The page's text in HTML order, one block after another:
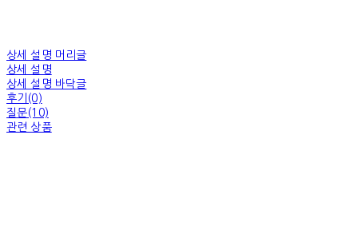
상세 설명 머리글
상세 설명
상세 설명 바닥글
후기(0)
질문(10)
관련 상품